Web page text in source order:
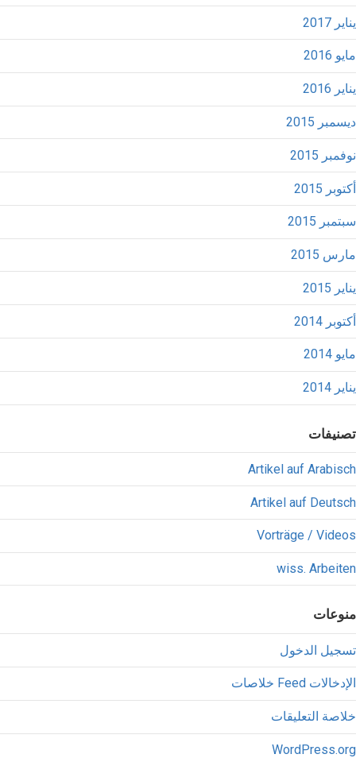
يناير 2017
مايو 2016
يناير 2016
ديسمبر 2015
نوفمبر 2015
أكتوبر 2015
سبتمبر 2015
مارس 2015
يناير 2015
أكتوبر 2014
مايو 2014
يناير 2014
تصنيفات
Artikel auf Arabisch
Artikel auf Deutsch
Vorträge / Videos
wiss. Arbeiten
منوعات
تسجيل الدخول
خلاصات Feed الإدخالات
خلاصة التعليقات
WordPress.org